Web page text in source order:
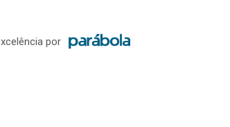
por